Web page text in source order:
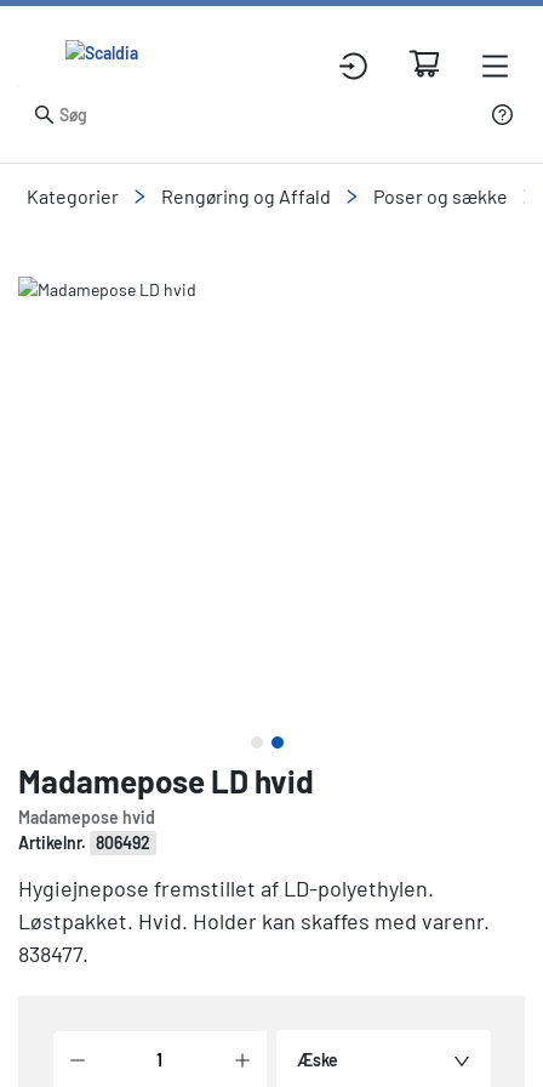
Kategorier Rengøring og Affald Poser og sække
Slide 2 of 2
Madamepose LD hvid
Madamepose hvid
Artikelnr. 806492
Hygiejnepose fremstillet af LD-polyethylen.
Løstpakket. Hvid. Holder kan skaffes med varenr.
838477.
Æske